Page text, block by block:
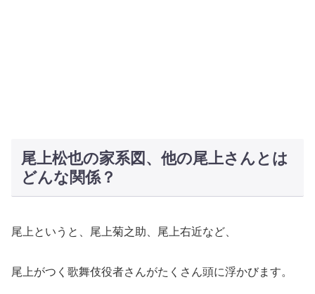
尾上松也の家系図、他の尾上さんとは
どんな関係？
尾上というと、尾上菊之助、尾上右近など、
尾上がつく歌舞伎役者さんがたくさん頭に浮かびます。